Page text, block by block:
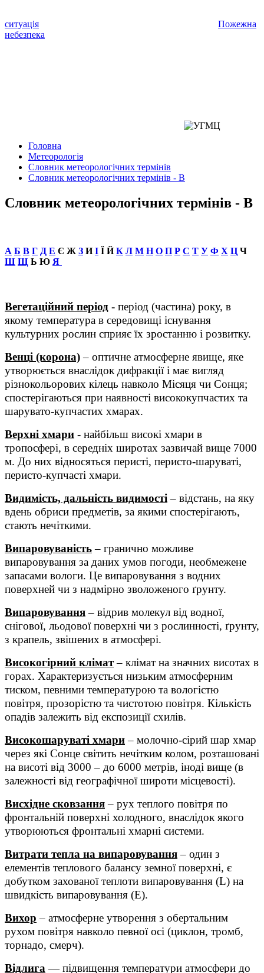
ситуація
Пожежна
небезпека
Головна
Метеорологія
Словник метеорологічних термінів
Словник метеорологічних термінів - В
Словник метеорологічних термінів - В
А Б В Г Д Е Є Ж З ИІ Ї ЙК Л М Н О П Р С Т У Ф Х Ц Ч
Ш Щ Ь Ю Я
Вегетаційний період - період (частина) року, в
якому температура в середовищі існування
культурних рослин сприяє їх зростанню і розвитку.
Венці (корона)– оптичне атмосферне явище, яке
утворюється внаслідок дифракції і має вигляд
різнокольорових кілець навколо Місяця чи Сонця;
спостерігаються при наявності висококупчастих та
шарувато-купчастих хмарах.
Верхні хмари - найбільш високі хмари в
тропосфері, в середніх широтах зазвичай вище 7000
м. До них відносяться перисті, перисто-шаруваті,
перисто-купчасті хмари.
Видимість, дальність видимості– відстань, на яку
вдень обриси предметів, за якими спостерігають,
стають нечіткими.
Випаровуваність– гранично можливе
випаровування за даних умов погоди, необмежене
запасами вологи. Це випаровування з водних
поверхней чи з надмірно зволоженого ґрунту.
Випаровування– відрив молекул від водної,
снігової, льодової поверхні чи з рослинності, ґрунту,
з крапель, звішених в атмосфері.
Високогірний клімат– клімат на значних висотах в
горах. Характеризується низьким атмосферним
тиском, певними температурою та вологістю
повітря, прозорістю та чистотою повітря. Кількість
опадів залежить від експозиції схилів.
Високошаруваті хмари– молочно-сірий шар хмар
через які Сонце світить нечітким колом, розташовані
на висоті від 3000 – до 6000 метрів, іноді вище (в
залежності від географічної широти місцевості).
Висхідне сковзання– рух теплого повітря по
фронтальній поверхні холодного, внаслідок якого
утворюються фронтальні хмарні системи.
Витрати тепла на випаровування– один з
елементів теплового балансу земної поверхні, є
добутком захованої теплоти випаровування (L) на
швидкість випаровування (E).
Вихор – атмосферне утворення з обертальним
рухом повітря навколо певної осі (циклон, тромб,
торнадо, смерч).
Відлига— підвищення температури атмосфери до